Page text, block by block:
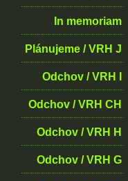
In memoriam
Plánujeme / VRH J
Odchov / VRH I
Odchov / VRH CH
Odchov / VRH H
Odchov / VRH G